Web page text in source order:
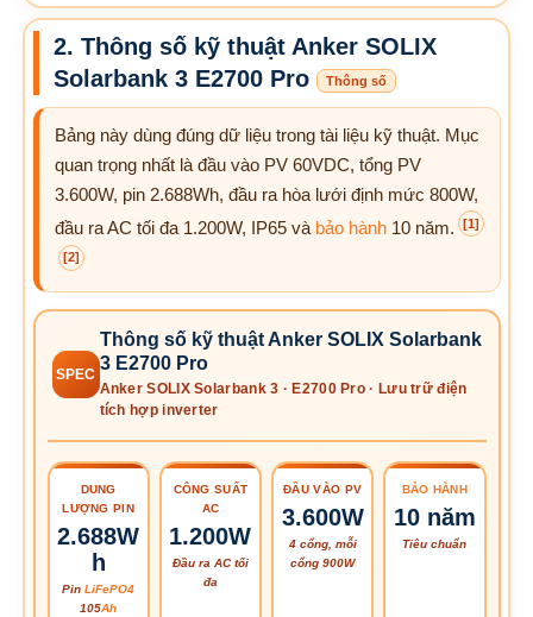
2. Thông số kỹ thuật Anker SOLIX
Solarbank 3 E2700 Pro
Thông số
Bảng này dùng đúng dữ liệu trong tài liệu kỹ thuật. Mục
quan trọng nhất là đầu vào PV 60VDC, tổng PV
3.600W, pin 2.688Wh, đầu ra hòa lưới định mức 800W,
đầu ra AC tối đa 1.200W, IP65 và bảo hành10 năm. [1]
[2]
SPEC
Thông số kỹ thuật Anker SOLIX Solarbank
3 E2700 Pro
Anker SOLIX Solarbank 3 · E2700 Pro · Lưu trữ điện
tích hợp inverter
DUNG
LƯỢNG PIN
2.688W
h
PinLiFePO4
105Ah
CÔNG SUẤT
AC
1.200W
Đầu ra AC tối
đa
ĐẦU VÀO PV
3.600W
4 cổng, mỗi
cổng 900W
BẢO HÀNH
10 năm
Tiêu chuẩn